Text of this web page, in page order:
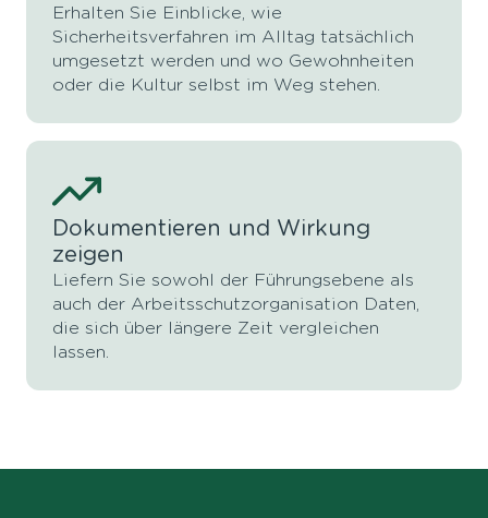
Erhalten Sie Einblicke, wie
Sicherheitsverfahren im Alltag tatsächlich
umgesetzt werden und wo Gewohnheiten
oder die Kultur selbst im Weg stehen.
Dokumentieren und Wirkung
zeigen
Liefern Sie sowohl der Führungsebene als
auch der Arbeitsschutzorganisation Daten,
die sich über längere Zeit vergleichen
lassen.